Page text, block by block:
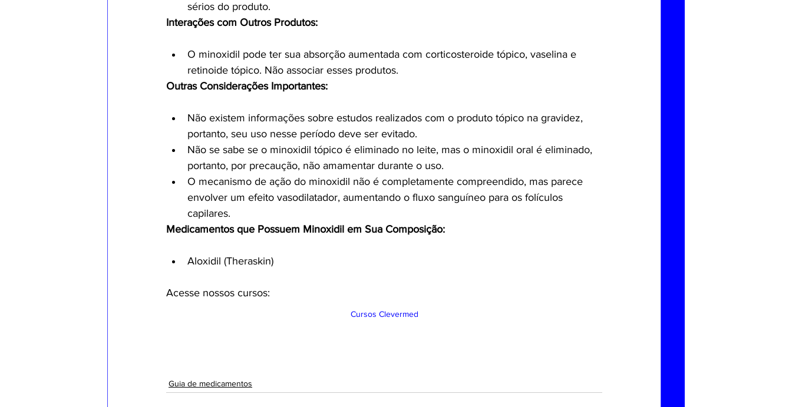
sérios do produto.
Interações com Outros Produtos:
O minoxidil pode ter sua absorção aumentada com corticosteroide tópico, vaselina e
retinoide tópico. Não associar esses produtos.
Outras Considerações Importantes:
Não existem informações sobre estudos realizados com o produto tópico na gravidez,
portanto, seu uso nesse período deve ser evitado.
Não se sabe se o minoxidil tópico é eliminado no leite, mas o minoxidil oral é eliminado,
portanto, por precaução, não amamentar durante o uso.
O mecanismo de ação do minoxidil não é completamente compreendido, mas parece
envolver um efeito vasodilatador, aumentando o fluxo sanguíneo para os folículos
capilares.
Medicamentos que Possuem Minoxidil em Sua Composição:
Aloxidil (Theraskin)
Acesse nossos cursos:
Cursos Clevermed
Guia de medicamentos